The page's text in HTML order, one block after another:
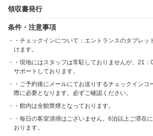
領収書発行
条件・注意事項
・チェックインについて：エントランスのタブレッ
けます。
・現地にはスタッフは常駐しておりませんが、21
サポートしております。
・ご予約後にメールにてお送りするチェックインコ
際に必要となります。必ずご確認ください。
・館内は全館禁煙となっております。
・毎日の客室清掃はございません。6泊以上ご滞在
おります。